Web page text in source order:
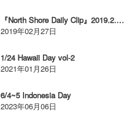
『North Shore Daily Clip』2019.2.26 @ Haleiwa
2019年02月27日
1/24 Hawaii Day vol-2
2021年01月26日
6/4~5 Indonesia Day
2023年06月06日